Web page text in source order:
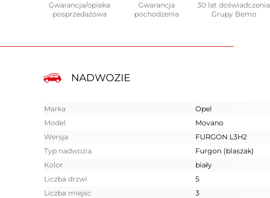
Gwarancja/opieka
posprzedażowa
Gwarancja
pochodzenia
30 lat doświadczenia
Grupy Bemo
NADWOZIE
Marka
Opel
Model
Movano
Wersja
FURGON L3H2
Typ nadwozia
Furgon (blaszak)
Kolor
biały
Liczba drzwi
5
Liczba miejsc
3